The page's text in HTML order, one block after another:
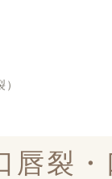
唇裂